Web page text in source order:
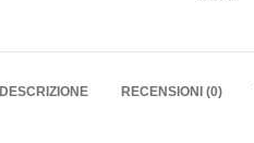
DESCRIZIONE RECENSIONI (0)